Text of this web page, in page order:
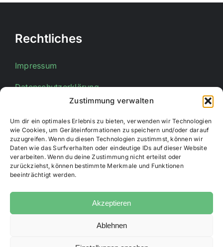
Zustimmung verwalten
Um dir ein optimales Erlebnis zu bieten, verwenden wir Technologien
wie Cookies, um Geräteinformationen zu speichern und/oder darauf
zuzugreifen. Wenn du diesen Technologien zustimmst, können wir
Daten wie das Surfverhalten oder eindeutige IDs auf dieser Website
verarbeiten. Wenn du deine Zustimmung nicht erteilst oder
zurückziehst, können bestimmte Merkmale und Funktionen
beeinträchtigt werden.
Akzeptieren
Ablehnen
Rechtliches
Impressum
Datenschutzerklärung
Kontakt
E-Mail:info@stadtsportverband-bueren.de